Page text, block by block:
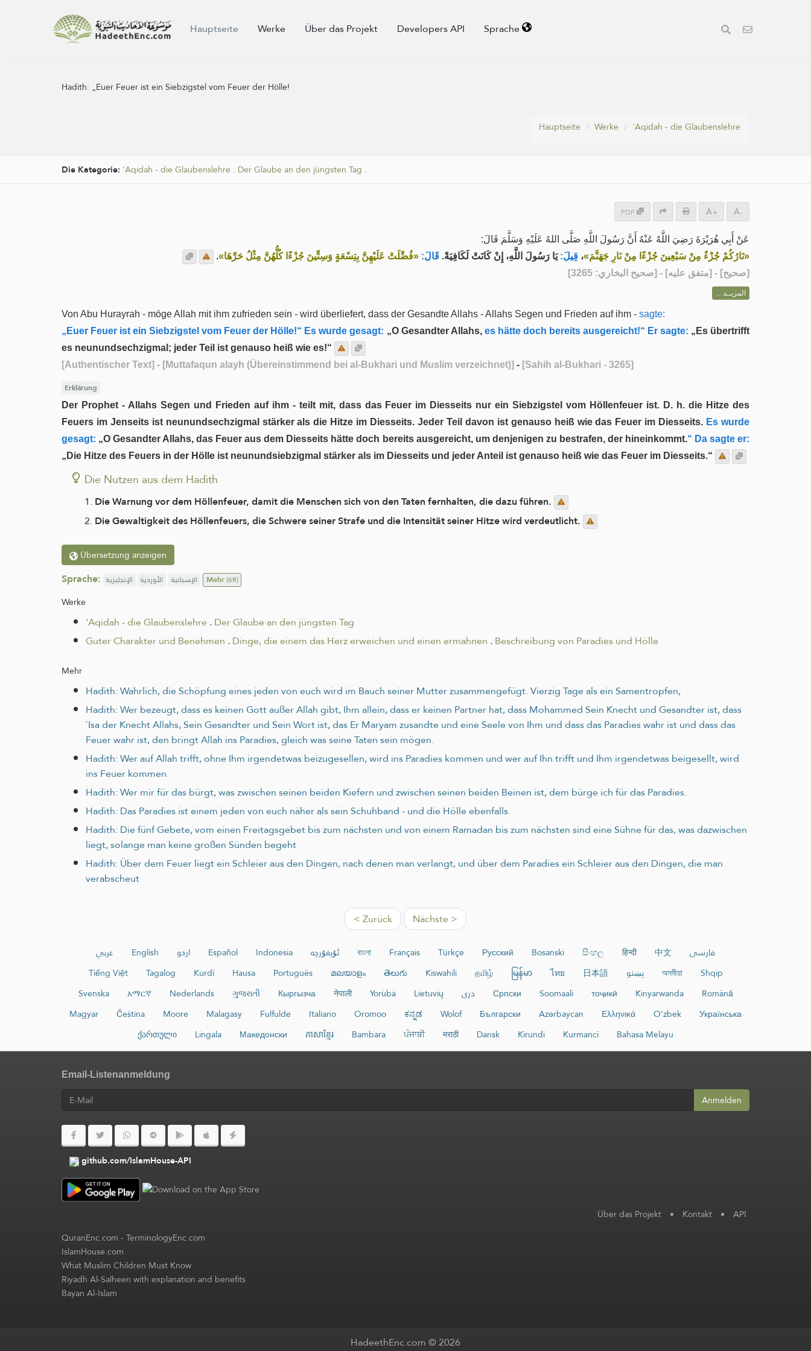
Hauptseite Werke Über das Projekt Developers API Sprache
Hadith: „Euer Feuer ist ein Siebzigstel vom Feuer der Hölle!
Hauptseite Werke 'Aqidah - die Glaubenslehre
Die Kategorie: 'Aqidah - die Glaubenslehre . Der Glaube an den jüngsten Tag .
PDF + -
عَنْ أَبِي هُرَيْرَةَ رَضِيَ اللَّهُ عَنْهُ أَنَّ رَسُولَ اللَّهِ صَلَّى اللهُ عَلَيْهِ وَسَلَّمَ قَالَ:
«نَارُكُمْ جُزْءٌ مِنْ سَبْعِينَ جُزْءًا مِنْ نَارِ جَهَنَّمَ»، قِيلَ: يَا رَسُولَ اللَّهِ، إِنْ كَانَتْ لَكَافِيَةً. قَالَ: «فُضِّلَتْ عَلَيْهِنَّ بِتِسْعَةٍ وَسِتِّينَ جُزْءًا كُلُّهُنَّ مِثْلُ حَرِّهَا».
[صحيح] - [متفق عليه] - [صحيح البخاري: 3265]
المزيــد ...
Von Abu Hurayrah - möge Allah mit ihm zufrieden sein - wird überliefert, dass der Gesandte Allahs - Allahs Segen und Frieden auf ihm - sagte:
„Euer Feuer ist ein Siebzigstel vom Feuer der Hölle!“ Es wurde gesagt: „O Gesandter Allahs,es hätte doch bereits ausgereicht!“ Er sagte: „Es übertrifft
es neunundsechzigmal; jeder Teil ist genauso heiß wie es!“
[Authentischer Text] - [Muttafaqun alayh (Übereinstimmend bei al-Bukhari und Muslim verzeichnet)] - [Sahih al-Bukhari - 3265]
Erklärung
Der Prophet - Allahs Segen und Frieden auf ihm - teilt mit, dass das Feuer im Diesseits nur ein Siebzigstel vom Höllenfeuer ist. D. h. die Hitze des
Feuers im Jenseits ist neunundsechzigmal stärker als die Hitze im Diesseits. Jeder Teil davon ist genauso heiß wie das Feuer im Diesseits. Es wurde
gesagt: „O Gesandter Allahs, das Feuer aus dem Diesseits hätte doch bereits ausgereicht, um denjenigen zu bestrafen, der hineinkommt.“ Da sagte er:
„Die Hitze des Feuers in der Hölle ist neunundsiebzigmal stärker als im Diesseits und jeder Anteil ist genauso heiß wie das Feuer im Diesseits.“
Die Nutzen aus dem Hadith
Die Warnung vor dem Höllenfeuer, damit die Menschen sich von den Taten fernhalten, die dazu führen.
Die Gewaltigkeit des Höllenfeuers, die Schwere seiner Strafe und die Intensität seiner Hitze wird verdeutlicht.
Übersetzung anzeigen
Sprache: الإنجليزية الأوردية الإسبانية Mehr(68)
Werke
'Aqidah - die Glaubenslehre .Der Glaube an den jüngsten Tag
Guter Charakter und Benehmen .Dinge, die einem das Herz erweichen und einen ermahnen .Beschreibung von Paradies und Hölle
Mehr
Hadith: Wahrlich, die Schöpfung eines jeden von euch wird im Bauch seiner Mutter zusammengefügt. Vierzig Tage als ein Samentropfen,
Hadith: Wer bezeugt, dass es keinen Gott außer Allah gibt, Ihm allein, dass er keinen Partner hat, dass Mohammed Sein Knecht und Gesandter ist, dass
`Isa der Knecht Allahs, Sein Gesandter und Sein Wort ist, das Er Maryam zusandte und eine Seele von Ihm und dass das Paradies wahr ist und dass das
Feuer wahr ist, den bringt Allah ins Paradies, gleich was seine Taten sein mögen.
Hadith: Wer auf Allah trifft, ohne Ihm irgendetwas beizugesellen, wird ins Paradies kommen und wer auf Ihn trifft und Ihm irgendetwas beigesellt, wird
ins Feuer kommen.
Hadith: Wer mir für das bürgt, was zwischen seinen beiden Kiefern und zwischen seinen beiden Beinen ist, dem bürge ich für das Paradies.
Hadith: Das Paradies ist einem jeden von euch näher als sein Schuhband - und die Hölle ebenfalls.
Hadith: Die fünf Gebete, vom einen Freitagsgebet bis zum nächsten und von einem Ramadan bis zum nächsten sind eine Sühne für das, was dazwischen
liegt, solange man keine großen Sünden begeht
Hadith: Über dem Feuer liegt ein Schleier aus den Dingen, nach denen man verlangt, und über dem Paradies ein Schleier aus den Dingen, die man
verabscheut
< Zurück Nächste >
عربي English اردو Español Indonesia ئۇيغۇرچە বাংলা Français Türkçe Русский Bosanski සිංහල हिन्दी 中文
فارسی
Tiếng Việt
Tagalog Kurdî Hausa Português മലയാളം తెలుగు Kiswahili தமிழ் မြန်မာ ไทย 日本語 پښتو অসমীয়া
Shqip
Svenska
አማርኛ Nederlands ગુજરાતી Кыргызча नेपाली Yorùbá Lietuvių دری Српски Soomaali тоҷикӣ Kinyarwanda
Română
Magyar
Čeština Moore Malagasy Fulfulde Italiano Oromoo ಕನ್ನಡ Wolof Български Azərbaycan Ελληνικά O‘zbek
Українська
ქართული
Lingala Македонски ភាសាខ្មែរ Bambara ਪੰਜਾਬੀ मराठी Dansk Kirundi Kurmancî Bahasa Melayu
Email-Listenanmeldung
Anmelden
github.com/IslamHouse-API
Über das Projekt • Kontakt • API
QuranEnc.com-TerminologyEnc.com
IslamHouse.com
What Muslim Children Must Know
Riyadh Al-Salheen with explanation and benefits
Bayan Al-Islam
HadeethEnc.com © 2026